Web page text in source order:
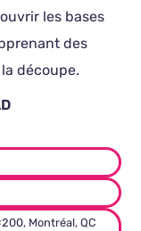
les bases
des
découpe.
Montréal, QC